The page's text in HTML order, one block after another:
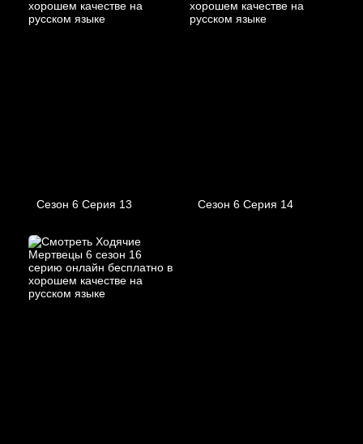
Сезон 6 Серия 13 Сезон 6 Серия 14